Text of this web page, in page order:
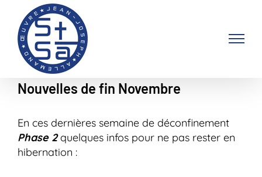
contenu
Nouvelles de fin Novembre
En ces dernières semaine de déconfinement
Phase 2quelques infos pour ne pas rester en
hibernation :